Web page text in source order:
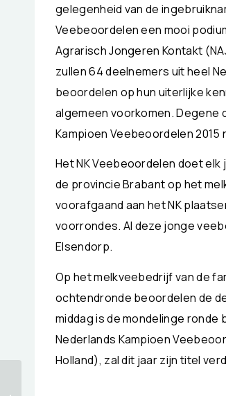
gelegenheid van de
Veebeoordelen een mooi
Agrarisch Jongeren Kontakt
zullen 64 deelnemers uit heel
beoordelen op hun uiterlijke
algemeen voorkomen. Degene
Kampioen Veebeoordelen 2015
Het NK Veebeoordelen doet
de provincie Brabant op het
voorafgaand aan het NK
voorrondes. Al deze jonge
Elsendorp.
Op het melkveebedrijf van de
ochtendronde beoordelen de
middag is de mondelinge ronde
Nederlands Kampioen
Holland), zal dit jaar zijn titel